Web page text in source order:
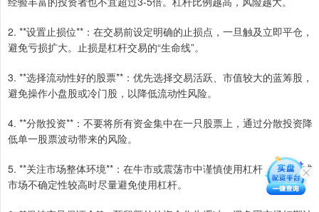
2. **设置止损位**：在交易前设定明确的止损点，一旦触及立即平仓，
避免亏损扩大。止损是杠杆交易的“生命线”。
3. **选择流动性好的股票**：优先选择交易活跃、市值较大的蓝筹股，
避免操作小盘股或冷门股，以降低流动性风险。
4. **分散投资**：不要将所有资金集中在一只股票上，通过分散投资降
低单一股票波动带来的风险。
5. **关注市场整体环境**：在牛市或震荡市中谨慎使用杠杆，在熊市或
市场不确定性较高时尽量避免使用杠杆。